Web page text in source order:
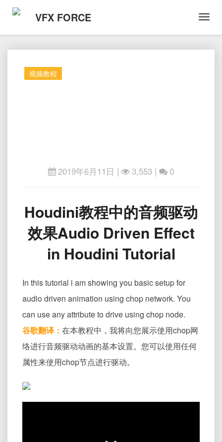
VFX FORCE
视频教程
2019年6月11日 | 3,553 | 0
Houdini
教
程
中
的
音
驱
动
效
果
Audio
Driven
Effect
in
Houdini
Houdini教程中的音频驱动
效果Audio Driven Effect
in Houdini Tutorial
In this tutorial i am showing you basic setup for
audio driven animation using chop network. You
can use any attribute to drive using chop node.
谷歌翻译： 在本教程中，我将向您展示使用chop网
络进行音频​​驱动动画的基本设置。您可以使用任何
属性来使用chop节点进行驱动。